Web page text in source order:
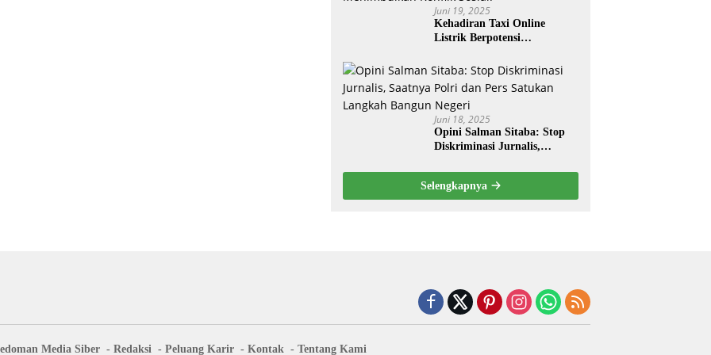
Juni 19, 2025
Kehadiran Taxi Online
Listrik Berpotensi
Juni 18, 2025
Opini Salman Sitaba: Stop
Diskriminasi Jurnalis,
Satukan Langkah Bangun
Negeri
Selengkapnya
Media Siber Redaksi Peluang Karir Kontak Tentang Kami